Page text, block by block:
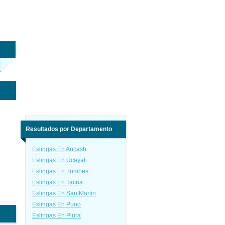
Resultados por Departamento
Eslingas En Ancash
Eslingas En Ucayali
Eslingas En Tumbes
Eslingas En Tacna
Eslingas En San Martin
Eslingas En Puno
Eslingas En Piura